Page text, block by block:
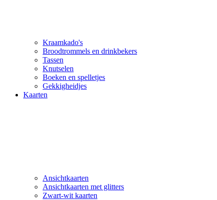
Kraamkado's
Broodtrommels en drinkbekers
Tassen
Knutselen
Boeken en spelletjes
Gekkigheidjes
Kaarten
Ansichtkaarten
Ansichtkaarten met glitters
Zwart-wit kaarten